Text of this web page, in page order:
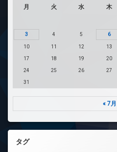
月 火 水 木
3 4 5 6
10 11 12 13
17 18 19 20
24 25 26 27
31
« 7月
タグ